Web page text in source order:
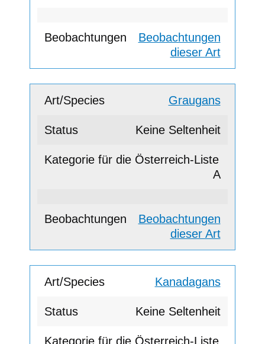
Beobachtungen
dieser Art
Graugans
Keine Seltenheit
A
Beobachtungen
dieser Art
Kanadagans
Keine Seltenheit